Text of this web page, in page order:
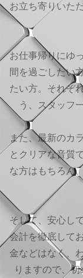
お立ち寄りいた
お仕事帰りにゆ
間を過ごしたい
たい方。それぞ
う、スタッフ
また、最新のカ
とクリアな音質
な方はもちろん
そして、安心し
会計を徹底して
金などはなく、
りますので、